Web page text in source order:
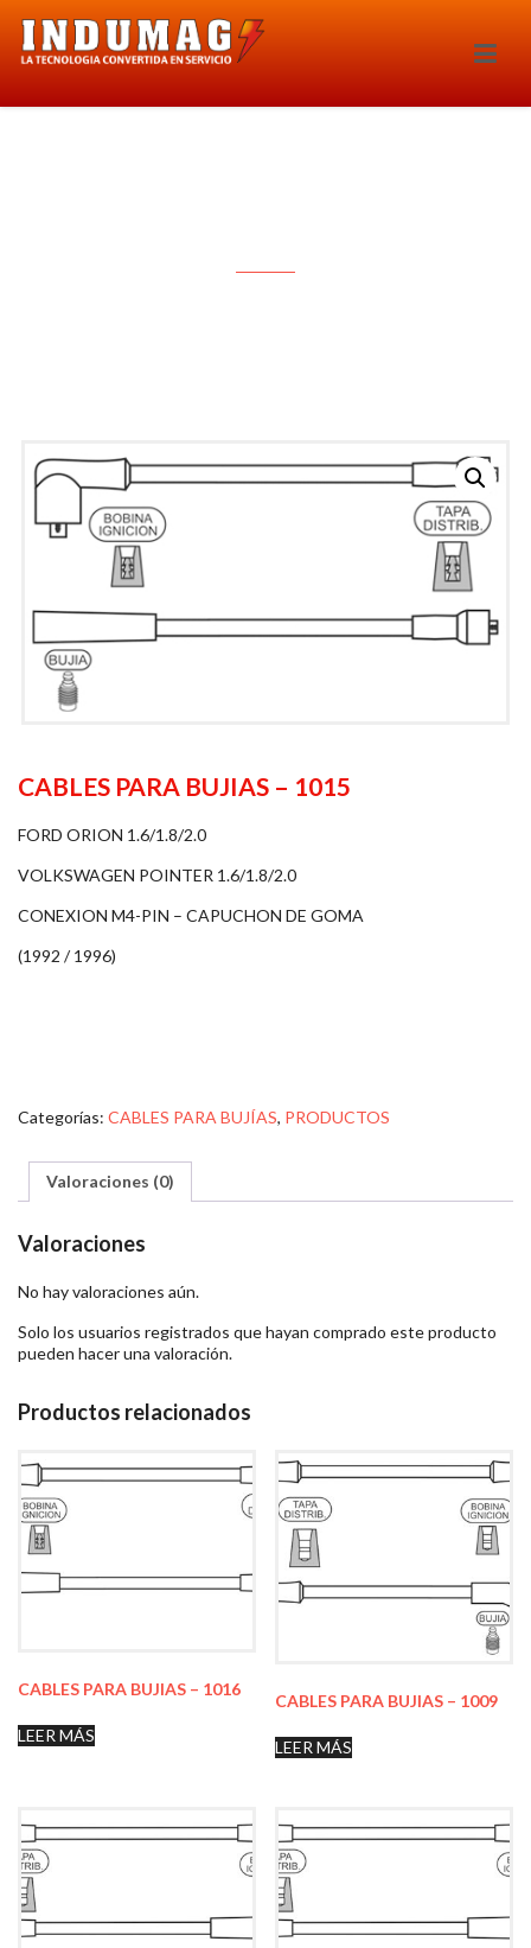
CABLES PARA BUJIAS – 1015
FORD ORION 1.6/1.8/2.0
VOLKSWAGEN POINTER 1.6/1.8/2.0
CONEXION M4-PIN – CAPUCHON DE GOMA
(1992 / 1996)
Categorías: CABLES PARA BUJÍAS, PRODUCTOS
Valoraciones (0)
Valoraciones
No hay valoraciones aún.
Solo los usuarios registrados que hayan comprado este producto
pueden hacer una valoración.
Productos relacionados
CABLES PARA BUJIAS – 1016
LEER MÁS
CABLES PARA BUJIAS – 1009
LEER MÁS